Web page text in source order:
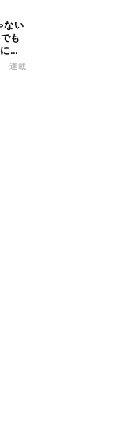
ない
も
喜
知
連載